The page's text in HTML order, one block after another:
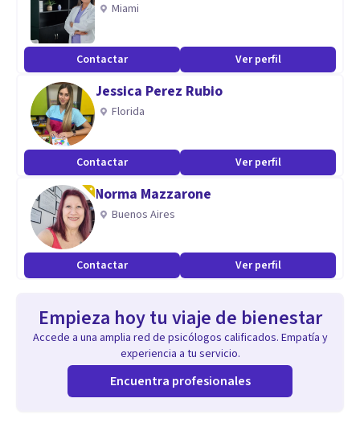
Miami
Contactar Ver perfil
Jessica Perez Rubio
Florida
Contactar Ver perfil
Norma Mazzarone
Buenos Aires
Contactar Ver perfil
Empieza hoy tu viaje de bienestar
Accede a una amplia red de psicólogos calificados. Empatía y
experiencia a tu servicio.
Encuentra profesionales